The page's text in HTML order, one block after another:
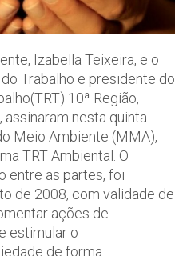
Izabella Teixeira, e o
Trabalho e presidente do
10ª Região,
assinaram nesta quinta-
Meio Ambiente (MMA),
TRT Ambiental. O
entre as partes, foi
de 2008, com validade de
ações de
estimular o
de forma